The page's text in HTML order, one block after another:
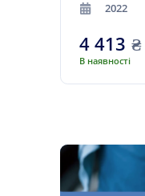
2022
4 413 ₴
В наявності